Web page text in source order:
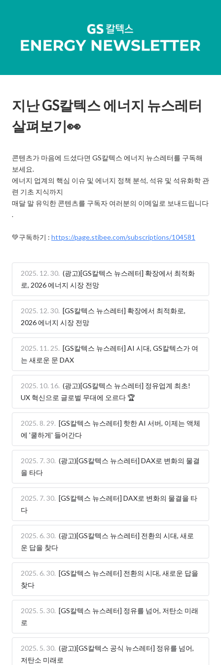
지난 GS칼텍스 에너지 뉴스레터
살펴보기👀
콘텐츠가 마음에 드셨다면 GS칼텍스 에너지 뉴스레터를 구독해
보세요.
에너지 업계의 핵심 이슈 및 에너지 정책 분석, 석유 및 석유화학 관
련 기초 지식까지
매달 말 유익한 콘텐츠를 구독자 여러분의 이메일로 보내드립니다
.
💚구독하기 : https://page.stibee.com/subscriptions/104581
2025. 12. 30. (광고)[GS칼텍스 뉴스레터] 확장에서 최적화
로, 2026 에너지 시장 전망
2025. 12. 30. [GS칼텍스 뉴스레터] 확장에서 최적화로,
2026 에너지 시장 전망
2025. 11. 25. [GS칼텍스 뉴스레터] AI 시대, GS칼텍스가 여
는 새로운 문 DAX
2025. 10. 16. (광고)[GS칼텍스 뉴스레터] 정유업계 최초!
UX 혁신으로 글로벌 무대에 오르다 🏆
2025. 8. 29. [GS칼텍스 뉴스레터] 핫한 AI 서버, 이제는 액체
에 '쿨하게' 들어간다
2025. 7. 30. (광고)[GS칼텍스 뉴스레터] DAX로 변화의 물결
을 타다
2025. 7. 30. [GS칼텍스 뉴스레터] DAX로 변화의 물결을 타
다
2025. 6. 30. (광고)[GS칼텍스 뉴스레터] 전환의 시대, 새로
운 답을 찾다
2025. 6. 30. [GS칼텍스 뉴스레터] 전환의 시대, 새로운 답을
찾다
2025. 5. 30. [GS칼텍스 뉴스레터] 정유를 넘어, 저탄소 미래
로
2025. 5. 30. (광고)[GS칼텍스 공식 뉴스레터] 정유를 넘어,
저탄소 미래로